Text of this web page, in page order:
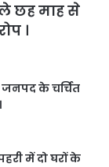
छह माह से
।
के चर्चित
में दो घरों के